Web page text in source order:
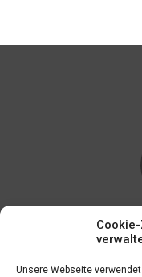
Unsere Webseite